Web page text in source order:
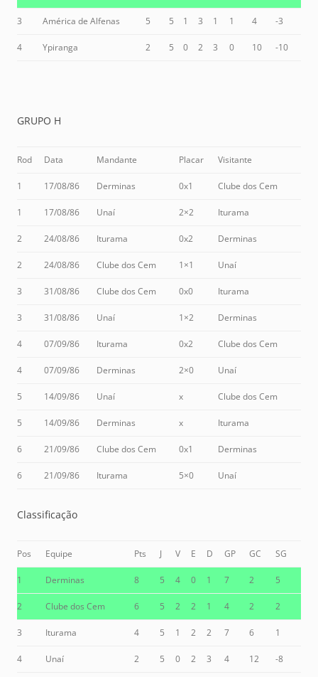
3 América de Alfenas 5 5 1 3 1 1 4 -3
4 Ypiranga 2 5 0 2 3 0 10 -10
GRUPO H
Rod Data Mandante Placar Visitante
1 17/08/86 Derminas 0x1 Clube dos Cem
1 17/08/86 Unaí 2×2 Iturama
2 24/08/86 Iturama 0x2 Derminas
2 24/08/86 Clube dos Cem 1×1 Unaí
3 31/08/86 Clube dos Cem 0x0 Iturama
3 31/08/86 Unaí 1×2 Derminas
4 07/09/86 Iturama 0x2 Clube dos Cem
4 07/09/86 Derminas 2×0 Unaí
5 14/09/86 Unaí x Clube dos Cem
5 14/09/86 Derminas x Iturama
6 21/09/86 Clube dos Cem 0x1 Derminas
6 21/09/86 Iturama 5×0 Unaí
Classificação
Pos Equipe Pts J V E D GP GC SG
1 Derminas 8 5 4 0 1 7 2 5
2 Clube dos Cem 6 5 2 2 1 4 2 2
3 Iturama 4 5 1 2 2 7 6 1
4 Unaí 2 5 0 2 3 4 12 -8